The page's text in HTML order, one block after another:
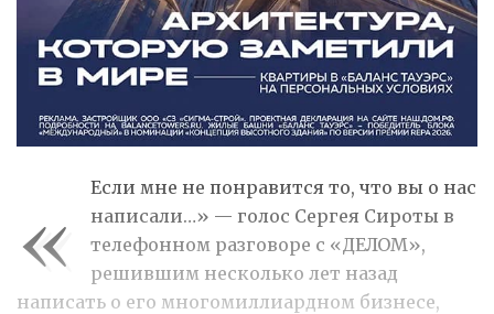
«
Если мне не понравится то, что вы о нас
написали…» — голос Сергея Сироты в
телефонном разговоре с «ДЕЛОМ»,
решившим несколько лет назад
написать о его многомиллиардном бизнесе,